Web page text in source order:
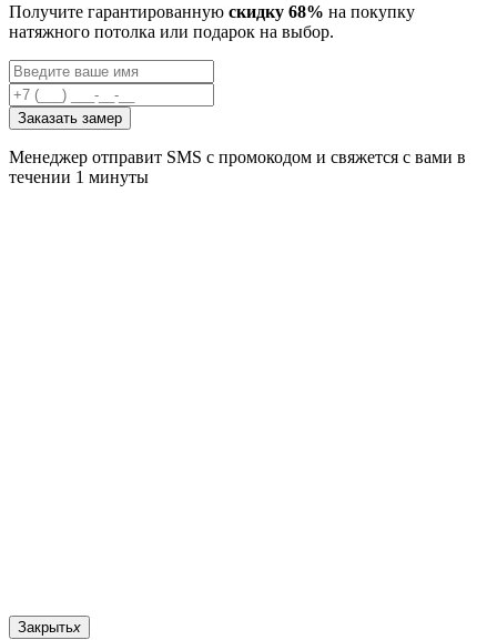
Получите гарантированную скидку 68% на покупку
натяжного потолка или подарок на выбор.
Заказать замер
Менеджер отправит SMS с промокодом и свяжется с вами в
течении 1 минуты
Закрытьx